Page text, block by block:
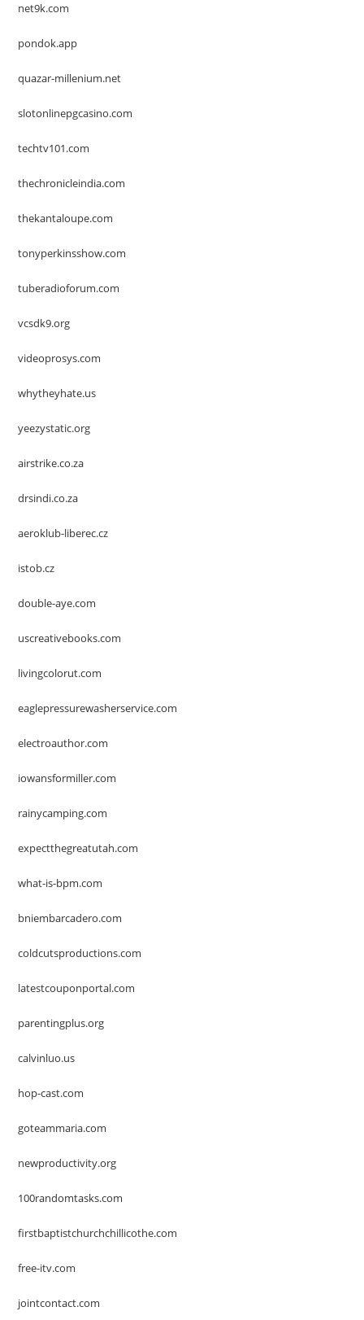
net9k.com
pondok.app
quazar-millenium.net
slotonlinepgcasino.com
techtv101.com
thechronicleindia.com
thekantaloupe.com
tonyperkinsshow.com
tuberadioforum.com
vcsdk9.org
videoprosys.com
whytheyhate.us
yeezystatic.org
airstrike.co.za
drsindi.co.za
aeroklub-liberec.cz
istob.cz
double-aye.com
uscreativebooks.com
livingcolorut.com
eaglepressurewasherservice.com
electroauthor.com
iowansformiller.com
rainycamping.com
expectthegreatutah.com
what-is-bpm.com
bniembarcadero.com
coldcutsproductions.com
latestcouponportal.com
parentingplus.org
calvinluo.us
hop-cast.com
goteammaria.com
newproductivity.org
100randomtasks.com
firstbaptistchurchchillicothe.com
free-itv.com
jointcontact.com